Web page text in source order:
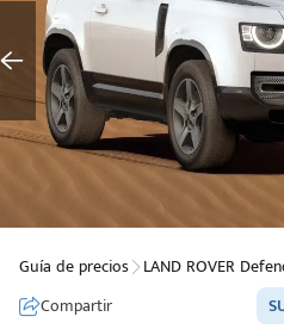
Guía de precios LAND ROVER
Compartir